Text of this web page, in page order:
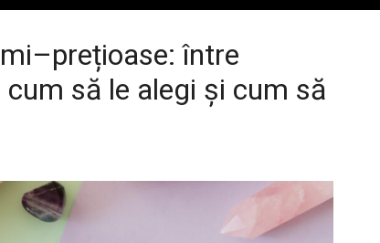
între
să le alegi și cum să